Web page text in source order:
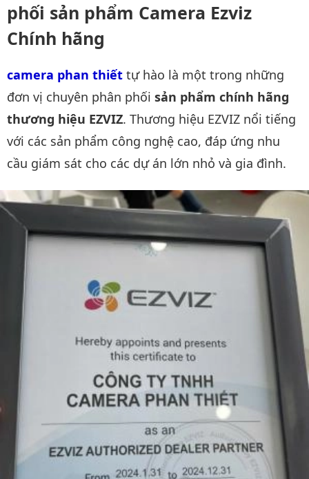
phối sản phẩm Camera Ezviz
Chính hãng
camera phan thiết tự hào là một trong những
đơn vị chuyên phân phối sản phẩm chính hãng
thương hiệu EZVIZ. Thương hiệu EZVIZ nổi tiếng
với các sản phẩm công nghệ cao, đáp ứng nhu
cầu giám sát cho các dự án lớn nhỏ và gia đình.